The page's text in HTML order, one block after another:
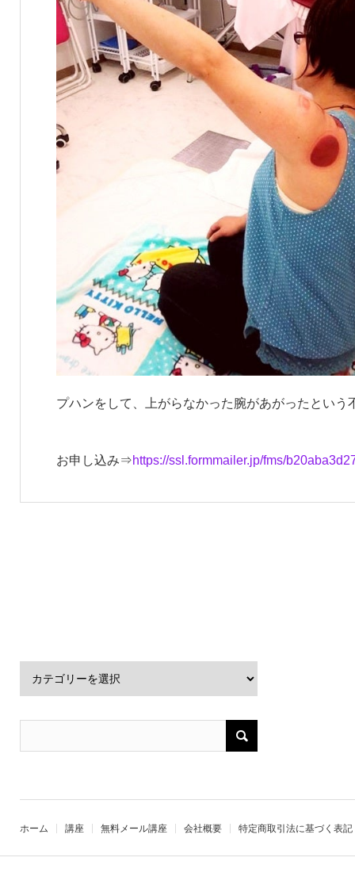
プハンをして、上がらなかった腕があがったという
お申し込み⇒https://ssl.formmailer.jp/fms/
ホーム 講座 無料メール講座 会社概要 特定商取引法に基づく表記